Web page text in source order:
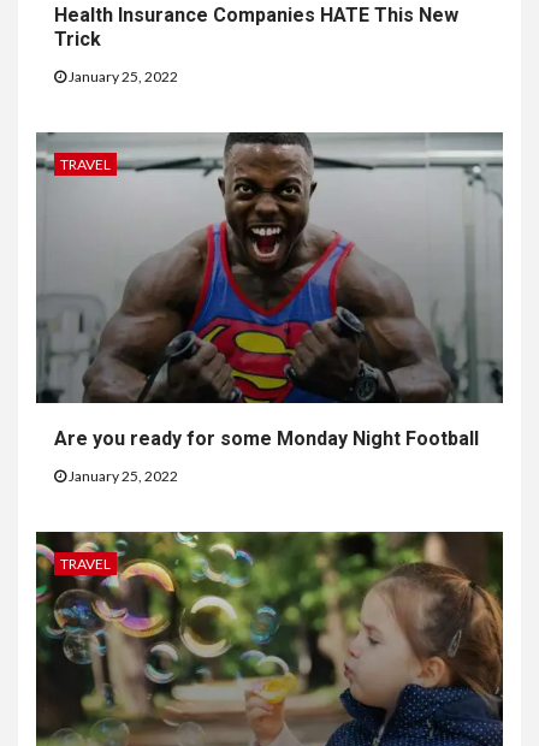
Health Insurance Companies HATE This New
Trick
January 25, 2022
TRAVEL
Are you ready for some Monday Night Football
January 25, 2022
TRAVEL